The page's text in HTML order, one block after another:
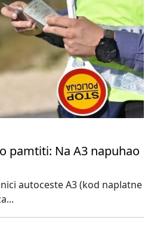
pamtiti: Na A3 napuhao
autoceste A3 (kod naplatne